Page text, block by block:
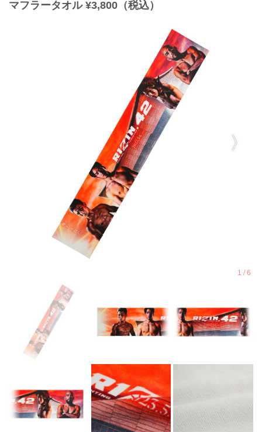
マフラータオル ¥3,800（税込）